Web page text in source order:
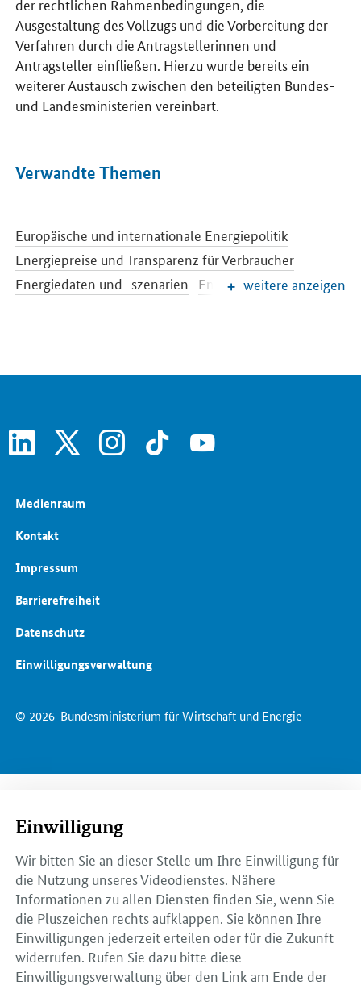
der rechtlichen Rahmenbedingungen, die
Ausgestaltung des Vollzugs und die Vorbereitung der
Verfahren durch die Antragstellerinnen und
Antragsteller einfließen. Hierzu wurde bereits ein
weiterer Austausch zwischen den beteiligten Bundes-
und Landesministerien vereinbart.
Verwandte Themen
Europäische und internationale Energiepolitik
Energiepreise und Transparenz für Verbraucher
Energiedaten und -szenarien Energiewende
Energieeffizienz Energiewende im Gebäudebereich
weitere anzeigen
linkedin instagram tiktok youtube
© 2026 Bundesministerium für Wirtschaft und Energie
Medienraum
Kontakt
Impressum
Barrierefreiheit
Datenschutz
Einwilligungsverwaltung
Einwilligung
Wir bitten Sie an dieser Stelle um Ihre Einwilligung für
die Nutzung unseres Videodienstes. Nähere
Informationen zu allen Diensten finden Sie, wenn Sie
die Pluszeichen rechts aufklappen. Sie können Ihre
Einwilligungen jederzeit erteilen oder für die Zukunft
widerrufen. Rufen Sie dazu bitte diese
Einwilligungsverwaltung über den Link am Ende der